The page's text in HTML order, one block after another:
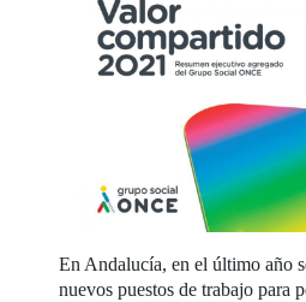
En Andalucía, en el último año
nuevos puestos de trabajo para